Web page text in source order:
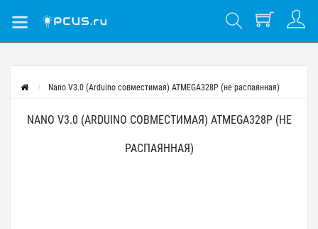
Nano V3.0 (Arduino совместимая) ATMEGA328P (не распаянная)
NANO V3.0 (ARDUINO СОВМЕСТИМАЯ) ATMEGA328P (НЕ
РАСПАЯННАЯ)